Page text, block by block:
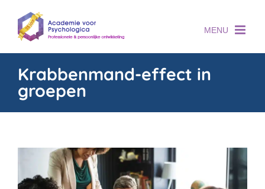
content
Krabbenmand-effect in
groepen